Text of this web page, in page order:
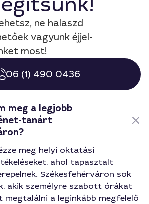
ne halaszd
vagyunk éjjel-
most!
06 (1) 490 0436
meg a legjobb
tanárt
meg helyi oktatási
ahol tapasztalt
Székesfehérváron sok
akik személyre szabott órákat
megtalálni a leginkább megfelelő